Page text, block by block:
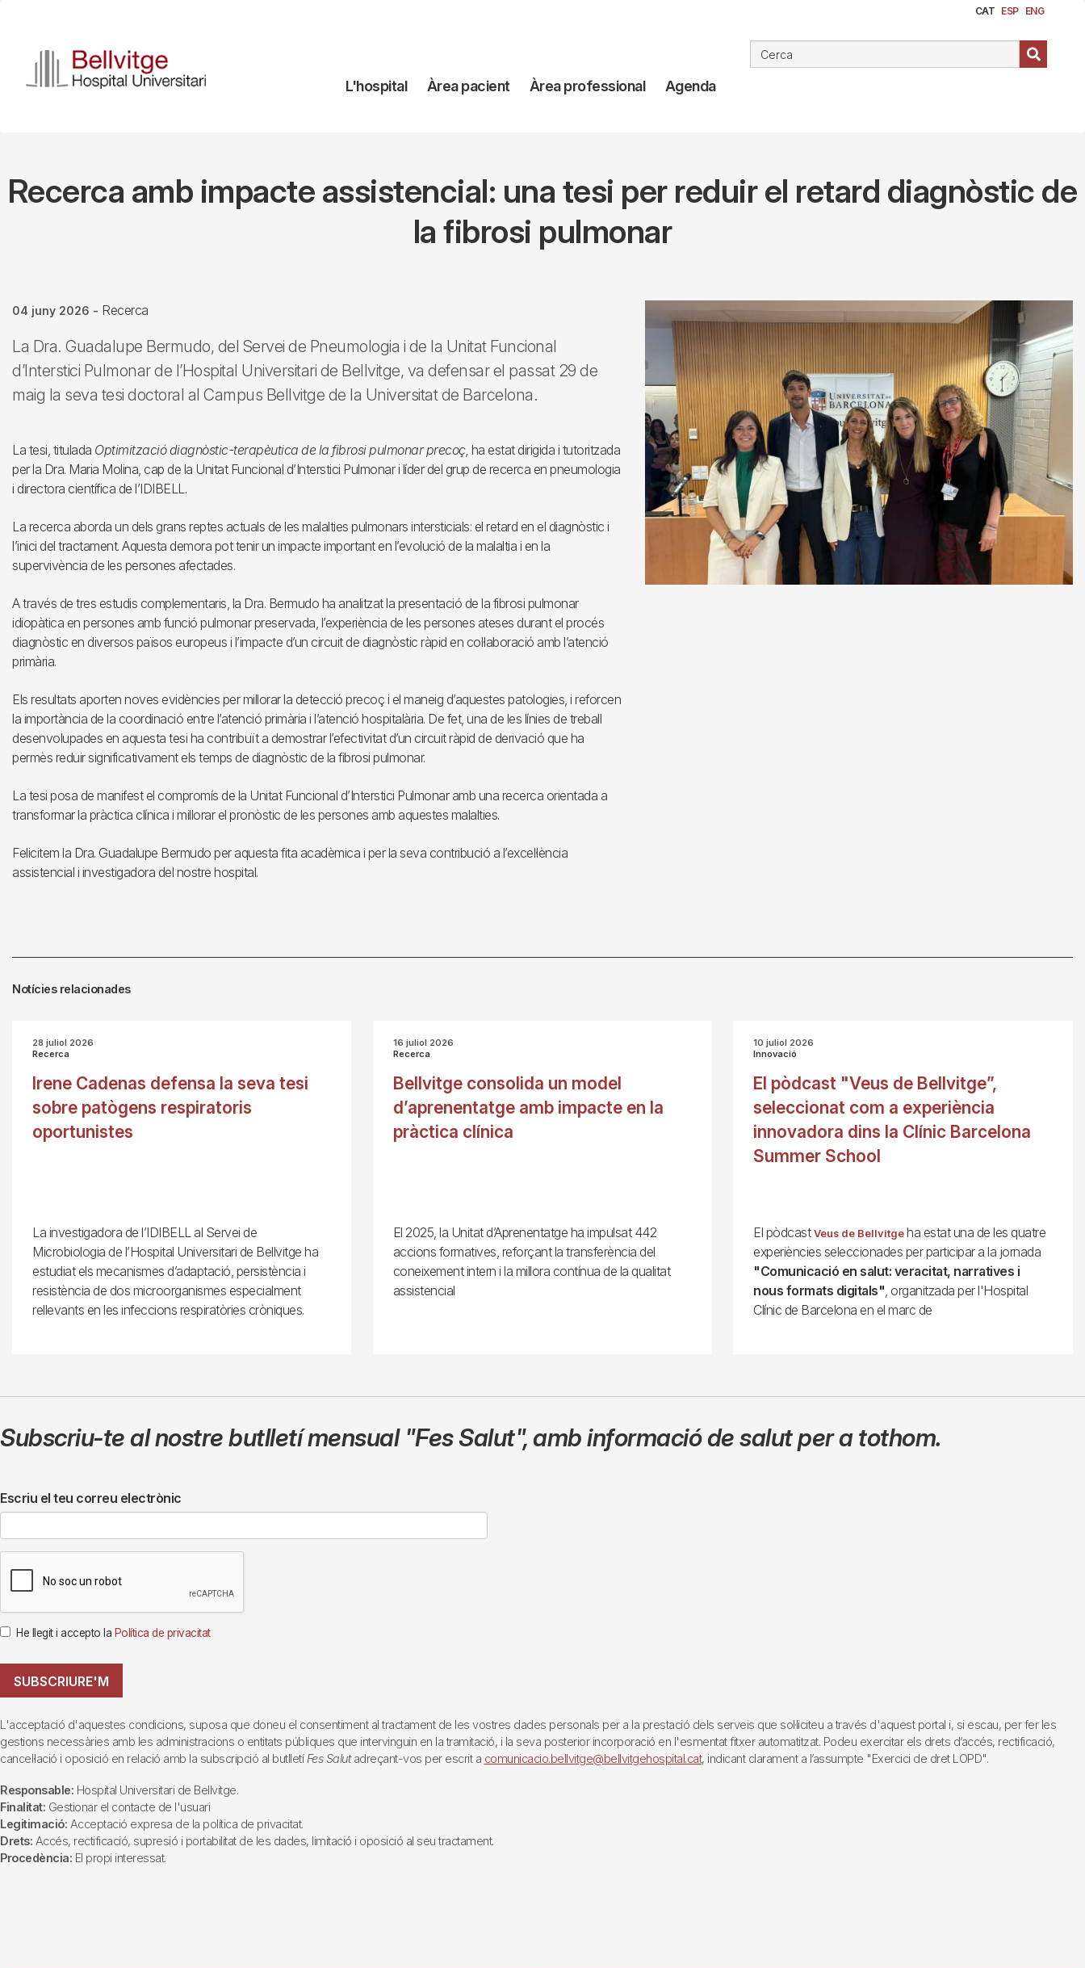
contingut
CAT ESP ENG
Navegación
L'hospital Àrea pacient Àrea professional Agenda
Recerca amb impacte assistencial: una tesi per reduir el retard diagnòstic de
la fibrosi pulmonar
04 juny 2026 - Recerca
La Dra. Guadalupe Bermudo, del Servei de Pneumologia i de la Unitat Funcional
d’Interstici Pulmonar de l’Hospital Universitari de Bellvitge, va defensar el passat 29 de
maig la seva tesi doctoral al Campus Bellvitge de la Universitat de Barcelona.
La tesi, titulada Optimització diagnòstic-terapèutica de la fibrosi pulmonar precoç, ha estat dirigida i tutoritzada
per la Dra. Maria Molina, cap de la Unitat Funcional d’Interstici Pulmonar i líder del grup de recerca en pneumologia
i directora científica de l’IDIBELL.
La recerca aborda un dels grans reptes actuals de les malalties pulmonars intersticials: el retard en el diagnòstic i
l’inici del tractament. Aquesta demora pot tenir un impacte important en l’evolució de la malaltia i en la
supervivència de les persones afectades.
A través de tres estudis complementaris, la Dra. Bermudo ha analitzat la presentació de la fibrosi pulmonar
idiopàtica en persones amb funció pulmonar preservada, l’experiència de les persones ateses durant el procés
diagnòstic en diversos països europeus i l’impacte d’un circuit de diagnòstic ràpid en col·laboració amb l’atenció
primària.
Els resultats aporten noves evidències per millorar la detecció precoç i el maneig d’aquestes patologies, i reforcen
la importància de la coordinació entre l’atenció primària i l’atenció hospitalària. De fet, una de les línies de treball
desenvolupades en aquesta tesi ha contribuït a demostrar l’efectivitat d’un circuit ràpid de derivació que ha
permès reduir significativament els temps de diagnòstic de la fibrosi pulmonar.
La tesi posa de manifest el compromís de la Unitat Funcional d’Interstici Pulmonar amb una recerca orientada a
transformar la pràctica clínica i millorar el pronòstic de les persones amb aquestes malalties.
Felicitem la Dra. Guadalupe Bermudo per aquesta fita acadèmica i per la seva contribució a l’excel·lència
assistencial i investigadora del nostre hospital.
Notícies relacionades
28 juliol 2026
Recerca
Irene Cadenas defensa la seva tesi
sobre patògens respiratoris
oportunistes
La investigadora de l’IDIBELL al Servei de
Microbiologia de l’Hospital Universitari de Bellvitge ha
estudiat els mecanismes d’adaptació, persistència i
resistència de dos microorganismes especialment
rellevants en les infeccions respiratòries cròniques.
16 juliol 2026
Recerca
Bellvitge consolida un model
d’aprenentatge amb impacte en la
pràctica clínica
El 2025, la Unitat d’Aprenentatge ha impulsat 442
accions formatives, reforçant la transferència del
coneixement intern i la millora contínua de la qualitat
assistencial
10 juliol 2026
Innovació
El pòdcast "Veus de Bellvitge”,
seleccionat com a experiència
innovadora dins la Clínic Barcelona
Summer School
El pòdcast Veus de Bellvitgeha estat una de les quatre
experiències seleccionades per participar a la jornada
"Comunicació en salut: veracitat, narratives i
nous formats digitals", organitzada per l'Hospital
Clínic de Barcelona en el marc de
Subscriu-te al nostre butlletí mensual "Fes Salut",amb informació de salut per a tothom.
Escriu el teu correu electrònic
He llegit i accepto la Política de privacitat
SUBSCRIURE'M
L'acceptació d'aquestes condicions, suposa que doneu el consentiment al tractament de les vostres dades personals per a la prestació dels serveis que sol·liciteu a través d'aquest portal i, si escau, per fer les
gestions necessàries amb les administracions o entitats públiques que intervinguin en la tramitació, i la seva posterior incorporació en l'esmentat fitxer automatitzat. Podeu exercitar els drets d’accés, rectificació,
cancel·lació i oposició en relació amb la subscripció al butlletí Fes Salutadreçant-vos per escrit a comunicacio.bellvitge@bellvitgehospital.cat, indicant clarament a l’assumpte "Exercici de dret LOPD".
Responsable: Hospital Universitari de Bellvitge.
Finalitat: Gestionar el contacte de l'usuari
Legitimació: Acceptació expresa de la política de privacitat.
Drets: Accés, rectificació, supresió i portabilitat de les dades, limitació i oposició al seu tractament.
Procedència: El propi interessat.